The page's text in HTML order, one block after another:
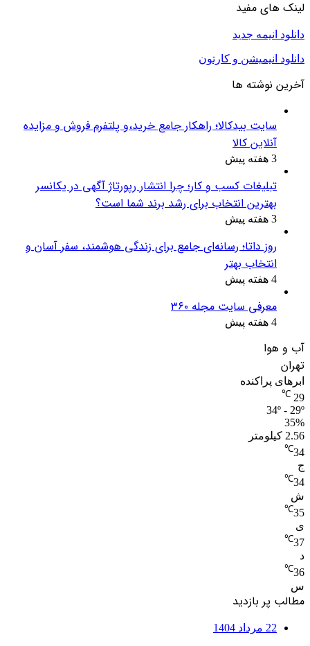
لینک های مفید
دانلود انیمه جدید
دانلود انیمیشن و کارتون
آخرین نوشته ها
سایت بیدکالا؛ راهکار جامع خرید،و پلتفرم فروش و مزایده
آنلاین کالا
3 هفته پیش
تبلیغات کسب و کار؛ چرا انتشار رپورتاژ آگهی در یکانسر
بهترین انتخاب برای رشد برند شما است؟
3 هفته پیش
روز داتا؛ رسانه‌ای جامع برای زندگی هوشمند، سفر آسان و
انتخاب بهتر
4 هفته پیش
معرفی سایت مجله ۳۶۰
4 هفته پیش
آب و هوا
تهران
ابرهای پراکنده
29
℃
34º - 29º
35%
2.56 کیلومتر
34
℃
ج
34
℃
ش
35
℃
ی
37
℃
د
36
℃
س
مطالب پر بازدید
22 مرداد 1404